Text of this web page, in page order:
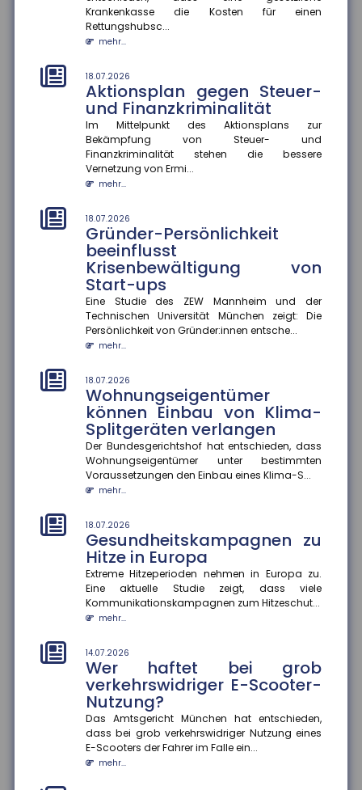
Krankenkasse die Kosten für einen
Rettungshubsc...
mehr...
18.07.2026
Aktionsplan gegen Steuer-
und Finanzkriminalität
Im Mittelpunkt des Aktionsplans zur
Bekämpfung von Steuer- und
Finanzkriminalität stehen die bessere
Vernetzung von Ermi...
mehr...
18.07.2026
Gründer-Persönlichkeit
beeinflusst
Krisenbewältigung von
Start-ups
Eine Studie des ZEW Mannheim und der
Technischen Universität München zeigt: Die
Persönlichkeit von Gründer:innen entsche...
mehr...
18.07.2026
Wohnungseigentümer
können Einbau von Klima-
Splitgeräten verlangen
Der Bundesgerichtshof hat entschieden, dass
Wohnungseigentümer unter bestimmten
Voraussetzungen den Einbau eines Klima-S...
mehr...
18.07.2026
Gesundheitskampagnen zu
Hitze in Europa
Extreme Hitzeperioden nehmen in Europa zu.
Eine aktuelle Studie zeigt, dass viele
Kommunikationskampagnen zum Hitzeschut...
mehr...
14.07.2026
Wer haftet bei grob
verkehrswidriger E-Scooter-
Nutzung?
Das Amtsgericht München hat entschieden,
dass bei grob verkehrswidriger Nutzung eines
E-Scooters der Fahrer im Falle ein...
mehr...
Wer haftet bei grob
verkehrswidriger E-Scooter-
Nutzung?
grob verkehrswidriger Nutzung eines E-Scooters der
Fahrer im Falle ein...
mehr...
14.07.2026
Stärkere Fluggastrechte
Der Rat der Europäischen Union hat neue
Rechtsvorschriften beschlossen, die Fluggastrechte
14.07.2026
Fünf Jahre nach der Ahrtalflut:
Versicherer fordern mehr
Tempo bei Prävention und
Klimafolgenanpassung
Fünf Jahre nach der verheerenden Flutkatastrophe im
Ahrtal warnt der Gesamtverband der Deutschen
14.07.2026
Erwerbstätigkeit im Ruhestand
Eine aktuelle Studie zeigt, dass höhere
Renteneinkommen die Erwerbstätigkeit im Ruhestand
moderat senken. Ein zusätzlic...
Hitzewellen: So schützen Sie sich
vor gesundheitlichen Risiken
Extreme Temperaturen belasten den Körper stark und
können im schlimmsten Fall tödlich enden. Das
Robert Koch-Institut sc...
Gefahrenkarten in Echtzeit
Fünf Jahre nach der Flutkatastrophe im Ahrtal
arbeitet die Universität Siegen an einem digitalen
Werkzeug, das Städte un...
mehr...
14.07.2026
Soziale Medien in den Ferien